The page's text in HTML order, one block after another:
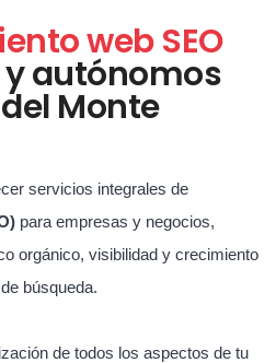
web SEO
autónomos
Monte
servicios integrales de
para empresas y negocios,
orgánico, visibilidad y crecimiento
búsqueda.
de todos los aspectos de tu